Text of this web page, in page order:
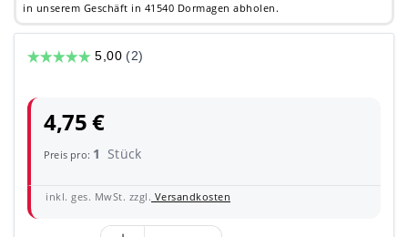
in unserem Geschäft in 41540 Dormagen abholen.
4,75 €
Preis pro: 1 Stück
inkl. ges. MwSt. zzgl. Versandkosten